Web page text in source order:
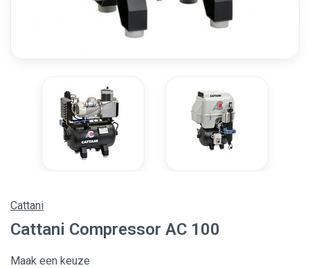
Cattani
Cattani Compressor AC 100
Maak een keuze